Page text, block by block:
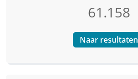
61.158
Naar resultaten